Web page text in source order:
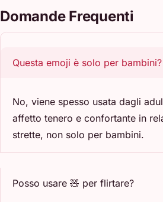
Domande Frequenti
Questa emoji è solo per bambini?
No, viene spesso usata dagli
affetto tenero e confortante in
strette, non solo per bambini.
Posso usare 🧸 per flirtare?